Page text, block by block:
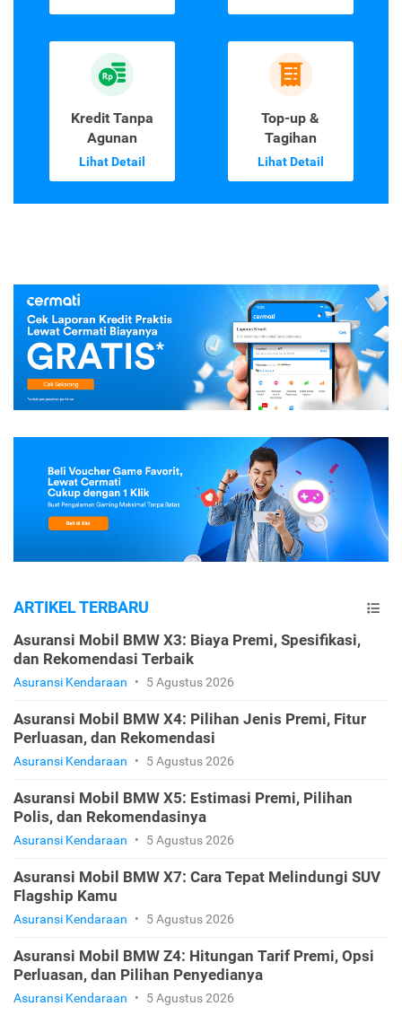
Kredit Tanpa
Agunan
Lihat Detail
Top-up &
Tagihan
Lihat Detail
ARTIKEL TERBARU
Asuransi Mobil BMW X3: Biaya Premi, Spesifikasi,
dan Rekomendasi Terbaik
Asuransi Kendaraan • 5 Agustus 2026
Asuransi Mobil BMW X4: Pilihan Jenis Premi, Fitur
Perluasan, dan Rekomendasi
Asuransi Kendaraan • 5 Agustus 2026
Asuransi Mobil BMW X5: Estimasi Premi, Pilihan
Polis, dan Rekomendasinya
Asuransi Kendaraan • 5 Agustus 2026
Asuransi Mobil BMW X7: Cara Tepat Melindungi SUV
Flagship Kamu
Asuransi Kendaraan • 5 Agustus 2026
Asuransi Mobil BMW Z4: Hitungan Tarif Premi, Opsi
Perluasan, dan Pilihan Penyedianya
Asuransi Kendaraan • 5 Agustus 2026